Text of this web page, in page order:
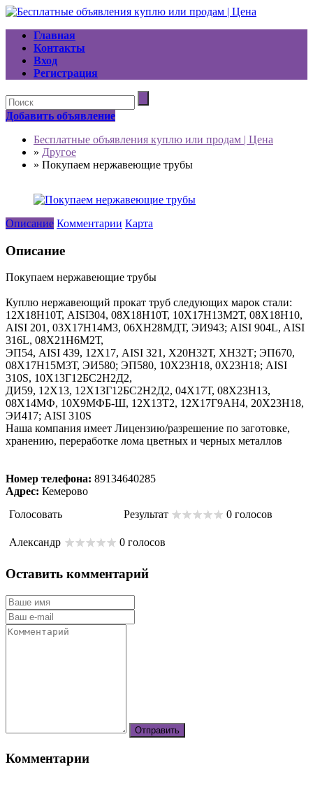
Главная
Контакты
Вход
Регистрация
Добавить объявление
Бесплатные объявления куплю или продам | Цена
» Другое
» Покупаем нержавеющие трубы
Описание Комментарии Карта
Описание
Покупаем нержавеющие трубы
Куплю нержавеющий прокат труб следующих марок стали:
12Х18Н10Т, AISI304, 08Х18Н10Т, 10Х17Н13М2Т, 08Х18Н10,
AISI 201, 03Х17Н14М3, 06ХН28МДТ, ЭИ943; AISI 904L, AISI
316L, 08Х21Н6М2Т,
ЭП54, AISI 439, 12Х17, AISI 321, Х20Н32Т, ХН32Т; ЭП670,
08Х17Н15М3Т, ЭИ580; ЭП580, 10Х23Н18, 0Х23Н18; AISI
310S, 10Х13Г12БС2Н2Д2,
ДИ59, 12Х13, 12Х13Г12БС2Н2Д2, 04Х17Т, 08Х23Н13,
08Х14МФ, 10Х9МФБ-Ш, 12Х13Т2, 12Х17Г9АН4, 20Х23Н18,
ЭИ417; AISI 310S
Наша компания имеет Лицензию/разрешение по заготовке,
хранению, переработке лома цветных и черных металлов
Номер телефона: 89134640285
Адрес: Кемерово
Голосовать
Результат 0 голосов
Александр 0 голосов
Оставить комментарий
Комментарии